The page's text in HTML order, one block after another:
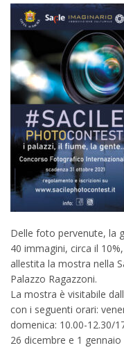
Delle foto pervenute, la
40 immagini, circa il
allestita la mostra nella
Palazzo Ragazzoni.
La mostra è visitabile
con i seguenti orari:
domenica: 10.00-12.30/
26 dicembre e 1 gennaio